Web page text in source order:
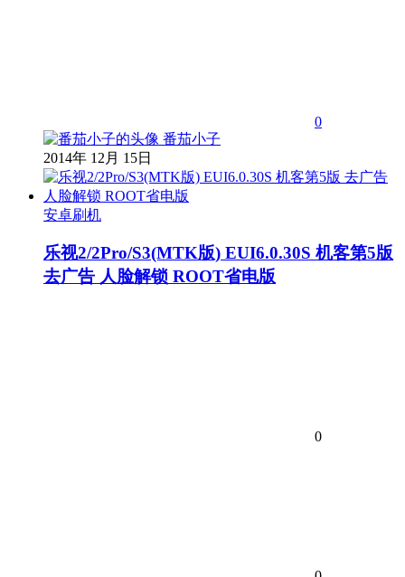
0
番茄小子
2014年 12月 15日
安卓刷机
乐视2/2Pro/S3(MTK版) EUI6.0.30S 机客第5版
去广告 人脸解锁 ROOT省电版
0